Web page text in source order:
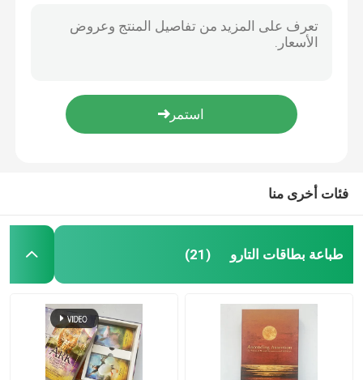
فئات أخرى منا
طباعة بطاقات التارو (21)